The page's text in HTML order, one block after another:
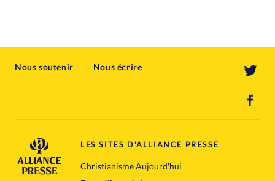
Nous soutenir Nous écrire
LES SITES D'ALLIANCE PRESSE
Christianisme Aujourd'hui